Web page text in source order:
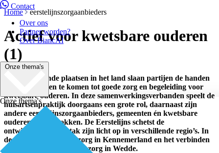
Contact
Over ons
Partner worden?
Over BiancAI
Onze thema's
Onze thema's
Home eerstelijnszorgaanbieders
Actief voor kwetsbare ouderen
(1)
Op verschillende plaatsen in het land slaan partijen de handen
ineen om samen te komen tot goede zorg en begeleiding voor
kwetsbare ouderen. In deze samenwerkingsverbanden speelt de
huisartsenpraktijk doorgaans een grote rol, daarnaast zijn
andere eerstelijnszorgaanbieders, gemeenten én kwetsbare
ouderen zelf betrokken. De Eerstelijns schetst de
ontwikkelingen en stak zijn licht op in verschillende regio’s. In
deel 1 de wijkgerichte zorg in Kennemerland en het verbinden
van formele en informele zorg in Wedde.